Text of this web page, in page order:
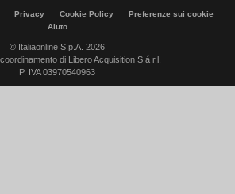
Privacy Cookie Policy
Preferenze sui cookie
Aiuto
© Italiaonline S.p.A. 2026
di Libero Acquisition S.á r.l.
P. IVA 03970540963